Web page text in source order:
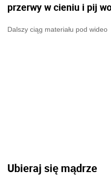
przerwy w cieniu i pij
Dalszy ciąg materiału pod wideo
Ubieraj się mądrze